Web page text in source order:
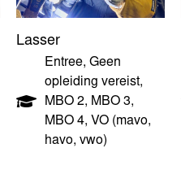
Lasser
Entree, Geen
opleiding vereist,
MBO 2, MBO 3,
MBO 4, VO (mavo,
havo, vwo)